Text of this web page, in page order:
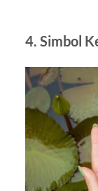
4. Simbol